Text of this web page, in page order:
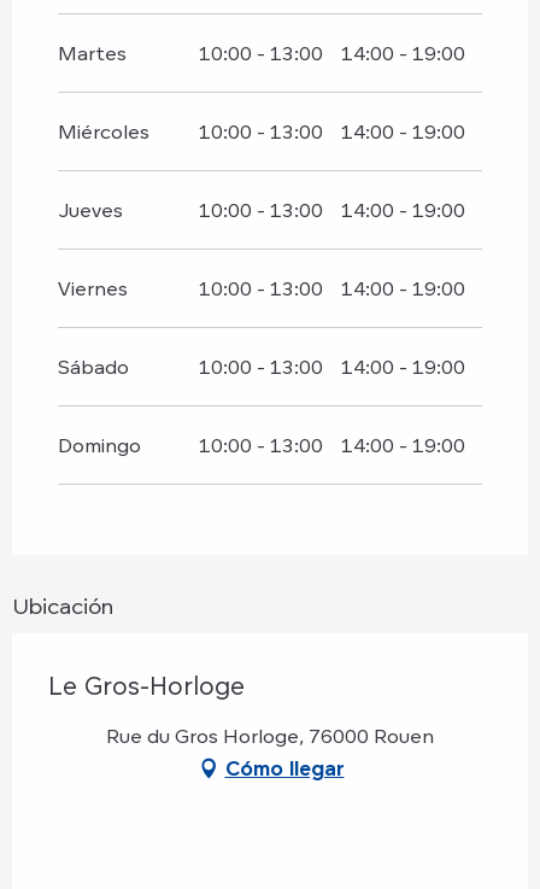
Del1 octubre 2026al31 diciembre
Martes 10:00 - 13:00 14:00 - 19:00
Miércoles 10:00 - 13:00 14:00 - 19:00
Jueves 10:00 - 13:00 14:00 - 19:00
Viernes 10:00 - 13:00 14:00 - 19:00
Sábado 10:00 - 13:00 14:00 - 19:00
Domingo 10:00 - 13:00 14:00 - 19:00
Ubicación
Le Gros-Horloge
Rue du Gros Horloge, 76000 Rouen
Cómo llegar